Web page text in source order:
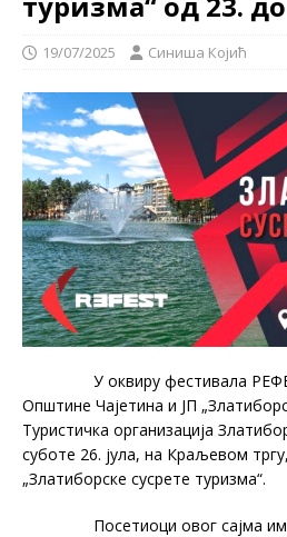
19/07/2025 Синиша Којић
У оквиру фестивала
Општине Чајетина и ЈП
Туристичка организација
суботе 26. јула, на Краљевом
„Златиборске сусрете туризма“.
Посетиоци овог сајма